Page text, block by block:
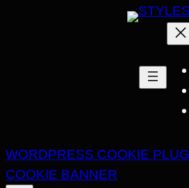
WORDPRESS COOKIE
COOKIE BANNER